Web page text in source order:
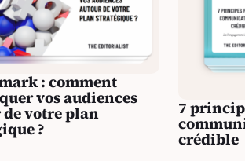
: comment
vos audiences
votre plan
?
7
crédible